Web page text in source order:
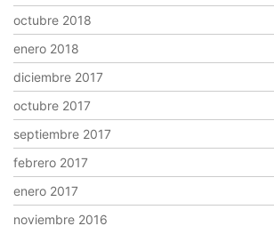
octubre 2018
enero 2018
diciembre 2017
octubre 2017
septiembre 2017
febrero 2017
enero 2017
noviembre 2016